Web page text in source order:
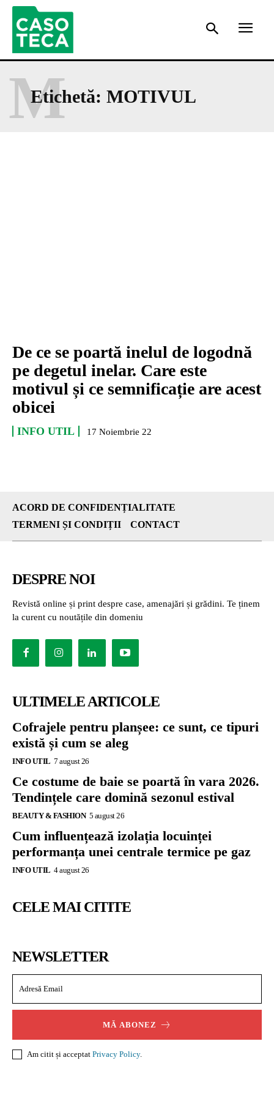
Etichetă: MOTIVUL
M
De ce se poartă inelul de logodnă
pe degetul inelar. Care este
motivul și ce semnificație are acest
obicei
INFO UTIL 17 Noiembrie 22
ACORD DE CONFIDENȚIALITATE
TERMENI ȘI CONDIȚII
CONTACT
DESPRE NOI
Revistă online și print despre case, amenajări și grădini. Te ținem
la curent cu noutățile din domeniu
ULTIMELE ARTICOLE
Cofrajele pentru planșee: ce sunt, ce tipuri
există și cum se aleg
INFO UTIL 7 august 26
Ce costume de baie se poartă în vara 2026.
Tendințele care domină sezonul estival
BEAUTY & FASHION 5 august 26
Cum influențează izolația locuinței
performanța unei centrale termice pe gaz
INFO UTIL 4 august 26
CELE MAI CITITE
NEWSLETTER
MĂ ABONEZ
Am citit și acceptat Privacy Policy.